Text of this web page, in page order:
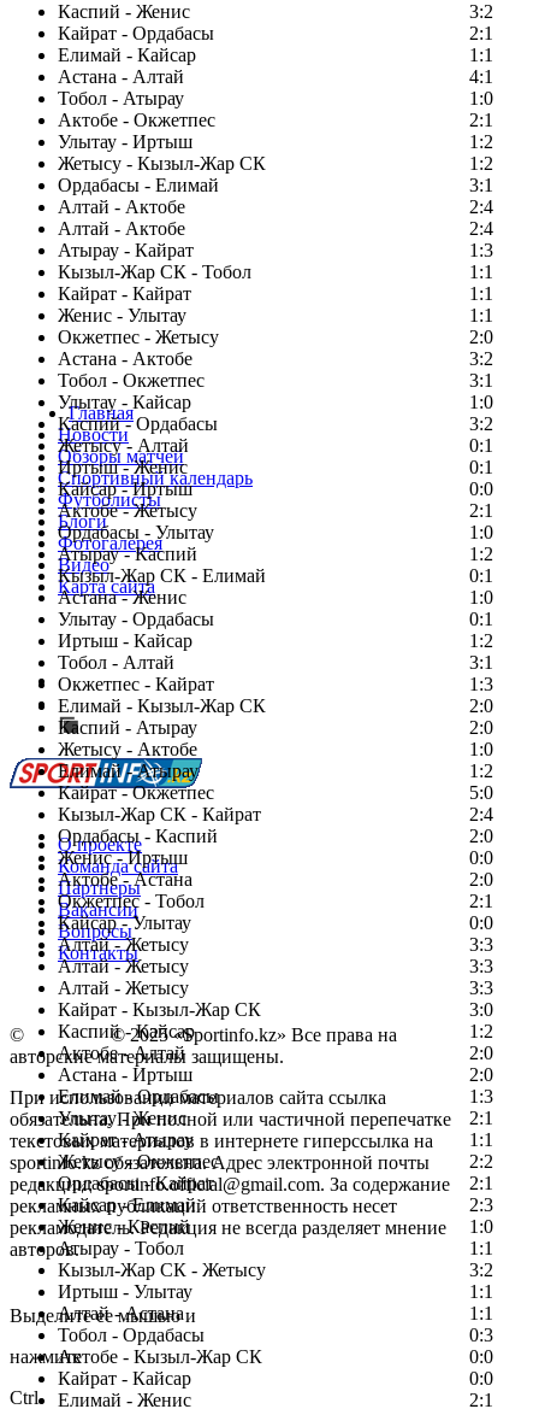
Каспий - Женис
3:2
Кайрат - Ордабасы
2:1
Елимай - Кайсар
1:1
Астана - Алтай
4:1
Тобол - Атырау
1:0
Актобе - Окжетпес
2:1
Улытау - Иртыш
1:2
Жетысу - Кызыл-Жар СК
1:2
Ордабасы - Елимай
3:1
Алтай - Актобе
2:4
Алтай - Актобе
2:4
Атырау - Кайрат
1:3
Кызыл-Жар СК - Тобол
1:1
Кайрат - Кайрат
1:1
Женис - Улытау
1:1
Окжетпес - Жетысу
2:0
Астана - Актобе
3:2
Тобол - Окжетпес
3:1
Улытау - Кайсар
1:0
Каспий - Ордабасы
3:2
Жетысу - Алтай
0:1
Иртыш - Женис
0:1
Кайсар - Иртыш
0:0
Актобе - Жетысу
2:1
Ордабасы - Улытау
1:0
Атырау - Каспий
1:2
Кызыл-Жар СК - Елимай
0:1
Астана - Женис
1:0
Улытау - Ордабасы
0:1
Иртыш - Кайсар
1:2
Тобол - Алтай
3:1
Окжетпес - Кайрат
1:3
Елимай - Кызыл-Жар СК
2:0
Каспий - Атырау
2:0
Жетысу - Актобе
1:0
Елимай - Атырау
1:2
Кайрат - Окжетпес
5:0
Кызыл-Жар СК - Кайрат
2:4
Ордабасы - Каспий
2:0
Женис - Иртыш
0:0
Актобе - Астана
2:0
Окжетпес - Тобол
2:1
Кайсар - Улытау
0:0
Алтай - Жетысу
3:3
Алтай - Жетысу
3:3
Алтай - Жетысу
3:3
Кайрат - Кызыл-Жар СК
3:0
Каспий - Кайсар
1:2
Актобе - Алтай
2:0
Астана - Иртыш
2:0
Елимай - Ордабасы
1:3
Улытау - Женис
2:1
Кайрат - Атырау
1:1
Жетысу - Окжетпес
2:2
Ордабасы - Кайрат
2:1
Кайсар - Елимай
2:3
Женис - Каспий
1:0
Атырау - Тобол
1:1
Кызыл-Жар СК - Жетысу
3:2
Иртыш - Улытау
1:1
Алтай - Астана
1:1
Тобол - Ордабасы
0:3
Актобе - Кызыл-Жар СК
0:0
Кайрат - Кайсар
0:0
Елимай - Женис
2:1
Главная
Новости
Обзоры матчей
Спортивный календарь
Футболисты
Блоги
Фотогалерея
Видео
Карта сайта
Есть идея?
Сообщить о мероприятии
Перейти на старый сайт
О проекте
Команда сайта
Партнеры
Вакансии
Вопросы
Контакты
© Copyright© 2025 «Sportinfo.kz» Все права на
авторские материалы защищены.
При использовании материалов сайта ссылка
обязательна. При полной или частичной перепечатке
текстовых материалов в интернете гиперссылка на
sportinfo.kz обязательна. Адрес электронной почты
редакции: sportinfo.official@gmail.com. За содержание
рекламных публикаций ответственность несет
рекламодатель. Редакция не всегда разделяет мнение
авторов.
Заметили ошибку в тексте?
Выделите ее мышью и
нажмите
Ctrl